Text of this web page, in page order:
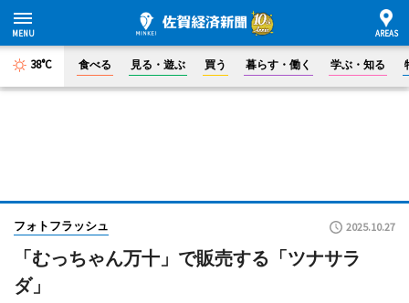
38°C 食べる 見る・遊ぶ 買う 暮らす・働く 学ぶ・知る
フォトフラッシュ 2025.10.27
「むっちゃん万十」で販売する「ツナサラ
ダ」